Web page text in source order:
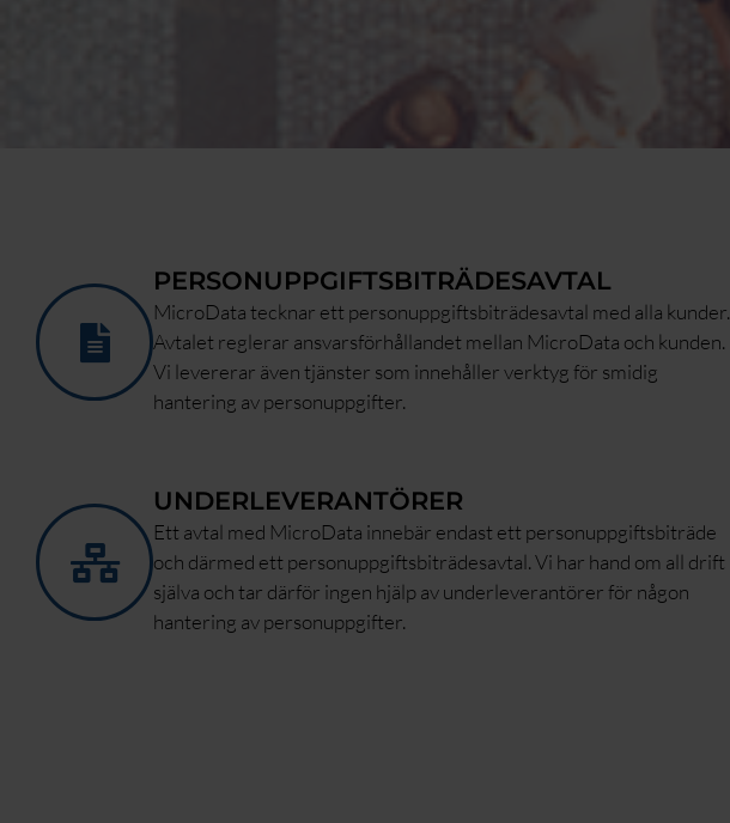
PERSONUPPGIFTSBITRÄDESAVTAL
MicroData tecknar ett personuppgiftsbiträdesavtal med alla kunder.
Avtalet reglerar ansvarsförhållandet mellan MicroData och kunden.
Vi levererar även tjänster som innehåller verktyg för smidig
hantering av personuppgifter.
UNDERLEVERANTÖRER
Ett avtal med MicroData innebär endast ett personuppgiftsbiträde
och därmed ett personuppgiftsbiträdesavtal. Vi har hand om all drift
själva och tar därför ingen hjälp av underleverantörer för någon
hantering av personuppgifter.